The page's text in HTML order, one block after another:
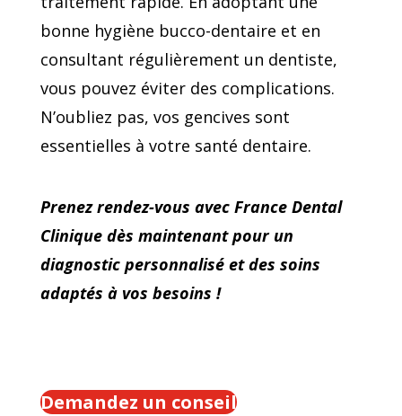
bonne hygiène bucco-dentaire et en
consultant régulièrement un dentiste,
vous pouvez éviter des complications.
N’oubliez pas, vos gencives sont
essentielles à votre santé dentaire.
Prenez rendez-vous avec France Dental
Clinique dès maintenant pour un
diagnostic personnalisé et des soins
adaptés à vos besoins !
Demandez un conseil